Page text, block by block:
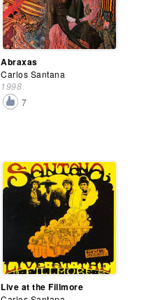
Abraxas
Carlos Santana
1998
7
Live at the Fillmore